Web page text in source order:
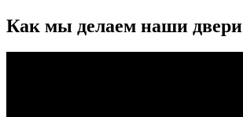
Как мы делаем наши двери